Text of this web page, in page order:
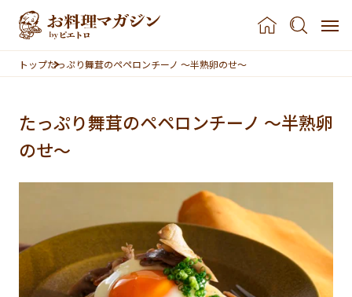
本文へスキップ
トップたっぷり舞茸のペペロンチーノ ～半熟卵のせ～
たっぷり舞茸のペペロンチーノ ～半熟卵
のせ～